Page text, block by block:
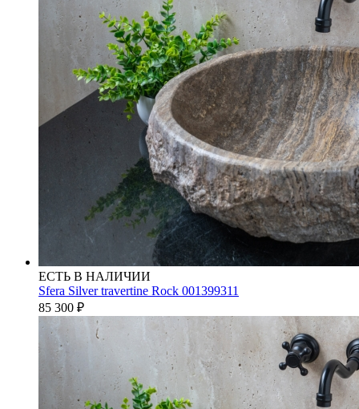
ЕСТЬ В НАЛИЧИИ
Sfera Silver travertine Rock 001399311
85 300 ₽